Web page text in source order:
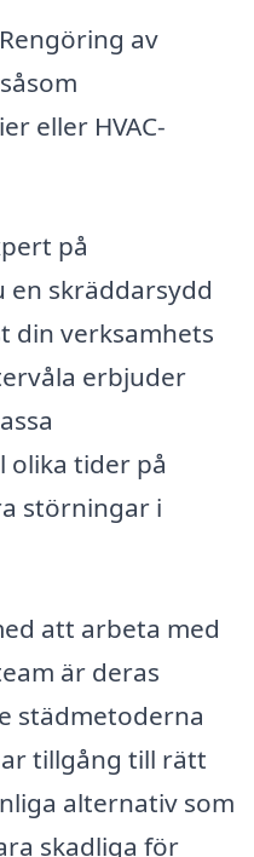
Rengöring av
eller HVAC-
på
skräddarsydd
din verksamhets
erbjuder
olika tider på
störningar i
att arbeta med
är deras
städmetoderna
tillgång till rätt
alternativ som
skadliga för